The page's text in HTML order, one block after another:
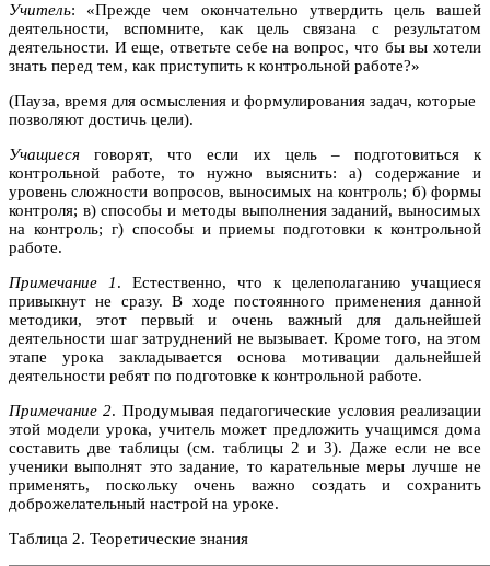
Учитель: «Прежде чем окончательно утвердить цель вашей
деятельности, вспомните, как цель связана с результатом
деятельности. И еще, ответьте себе на вопрос, что бы вы хотели
знать перед тем, как приступить к контрольной работе?»
(Пауза, время для осмысления и формулирования задач, которые
позволяют достичь цели).
Учащиеся говорят, что если их цель – подготовиться к
контрольной работе, то нужно выяснить: а) содержание и
уровень сложности вопросов, выносимых на контроль; б) формы
контроля; в) способы и методы выполнения заданий, выносимых
на контроль; г) способы и приемы подготовки к контрольной
работе.
Примечание 1. Естественно, что к целеполаганию учащиеся
привыкнут не сразу. В ходе постоянного применения данной
методики, этот первый и очень важный для дальнейшей
деятельности шаг затруднений не вызывает. Кроме того, на этом
этапе урока закладывается основа мотивации дальнейшей
деятельности ребят по подготовке к контрольной работе.
Примечание 2. Продумывая педагогические условия реализации
этой модели урока, учитель может предложить учащимся дома
составить две таблицы (см. таблицы 2 и 3). Даже если не все
ученики выполнят это задание, то карательные меры лучше не
применять, поскольку очень важно создать и сохранить
доброжелательный настрой на уроке.
Таблица 2. Теоретические знания